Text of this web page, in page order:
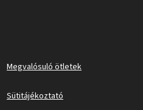
Megvalósuló ötletek
Sütitájékoztató